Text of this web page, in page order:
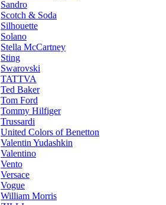
Sandro
Scotch & Soda
Silhouette
Solano
Stella McCartney
Sting
Swarovski
TATTVA
Ted Baker
Tom Ford
Tommy Hilfiger
Trussardi
United Colors of Benetton
Valentin Yudashkin
Valentino
Vento
Versace
Vogue
William Morris